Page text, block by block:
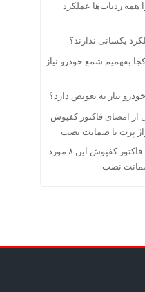
همه ردیاب‌ها عملکرد
یکسانی ندارند؟
کجا بفهمیم شمع خودرو نیاز
نیاز به تعویض دارد؟
از امضای فاکتور کفپوش
قبل از امضای فاکتور کفپوش این ۸ مورد
ضمانت نصب